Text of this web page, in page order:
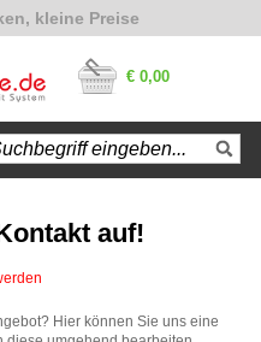
€ 0,00
auf!
Hier können Sie uns eine